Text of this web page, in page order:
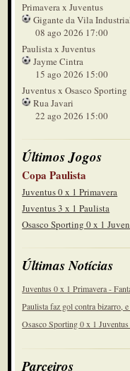
Primavera x Juventus
Gigante da Vila
08 ago 2026 17:00
Paulista x Juventus
Jayme Cintra
15 ago 2026 15:00
Juventus x Osasco Sporting
Rua Javari
22 ago 2026 15:00
Últimos Jogos
Copa Paulista
Juventus 0 x 1 Primavera
Juventus 3 x 1 Paulista
Osasco Sporting 0 x 1
Últimas Notícias
Juventus 0 x 1 Primavera -
Paulista faz gol contra bizarro,
Osasco Sporting 0 x 1
Parceiros